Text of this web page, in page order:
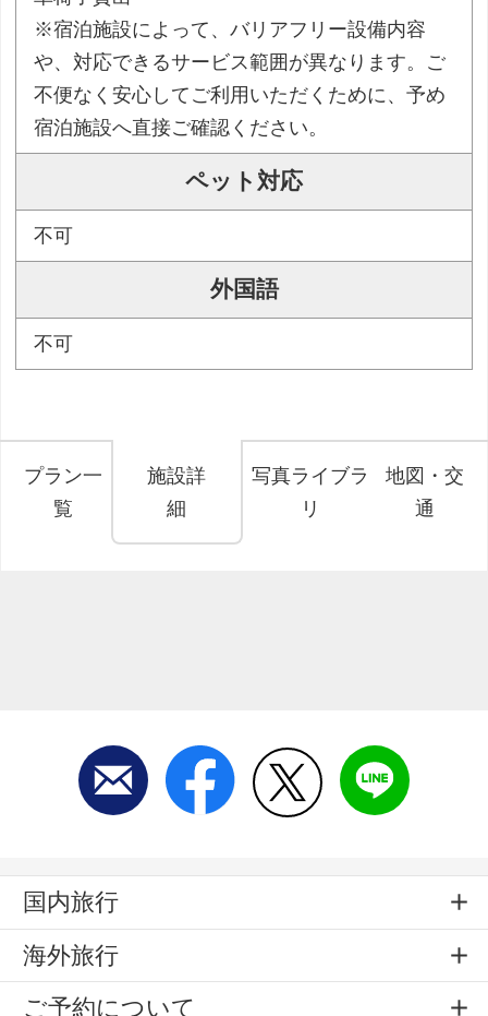
※宿泊施設によって、バリアフリー設備内容
や、対応できるサービス範囲が異なります。ご
不便なく安心してご利用いただくために、予め
宿泊施設へ直接ご確認ください。
ペット対応
不可
外国語
不可
プラン一
覧
施設詳
細
写真ライブラ
リ
地図・交
通
国内旅行
海外旅行
ご予約について